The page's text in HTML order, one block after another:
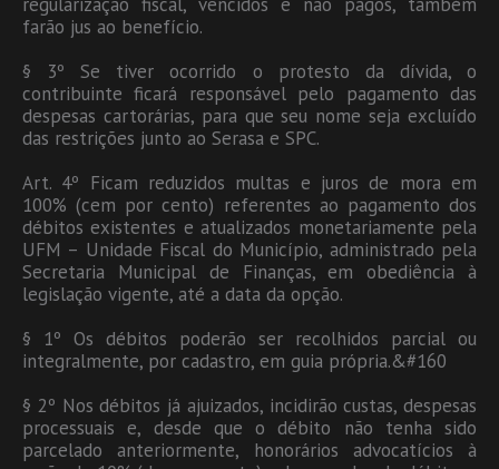
farão jus ao benefício.
§ 3º Se tiver ocorrido o protesto da dívida, o
contribuinte ficará responsável pelo pagamento das
despesas cartorárias, para que seu nome seja excluído
das restrições junto ao Serasa e SPC.
Art. 4º Ficam reduzidos multas e juros de mora em
100% (cem por cento) referentes ao pagamento dos
débitos existentes e atualizados monetariamente pela
UFM – Unidade Fiscal do Município, administrado pela
Secretaria Municipal de Finanças, em obediência à
legislação vigente, até a data da opção.
§ 1º Os débitos poderão ser recolhidos parcial ou
integralmente, por cadastro, em guia própria.&#160
§ 2º Nos débitos já ajuizados, incidirão custas, despesas
processuais e, desde que o débito não tenha sido
parcelado anteriormente, honorários advocatícios à